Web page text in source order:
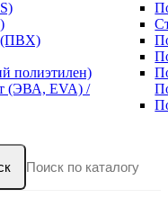
(ПВХ)
полиэтилен)
(ЭВА, EVA) /